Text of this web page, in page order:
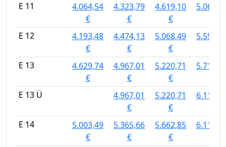
E 11
4.064,54
€
4.323,79
€
4.619,10
€
E 12
4.193,48
€
4.474,13
€
5.068,49
€
E 13
4.629,74
€
4.967,01
€
5.220,71
€
E 13 Ü
4.967,01
€
5.220,71
€
E 14
5.003,49
€
5.365,66
€
5.662,85
€